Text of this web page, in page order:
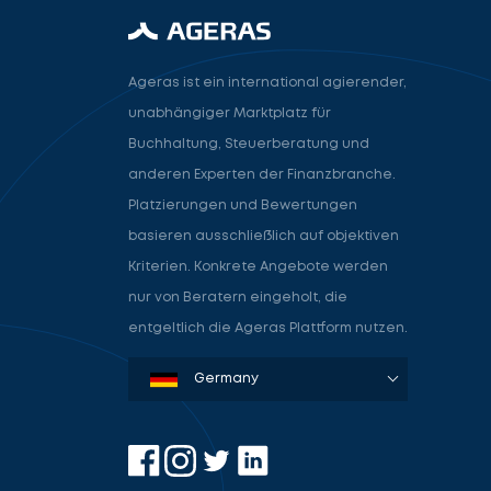
Ageras ist ein international agierender,
unabhängiger Marktplatz für
Buchhaltung, Steuerberatung und
anderen Experten der Finanzbranche.
Platzierungen und Bewertungen
basieren ausschließlich auf objektiven
Kriterien. Konkrete Angebote werden
nur von Beratern eingeholt, die
entgeltlich die Ageras Plattform nutzen.
Denmark
Sweden
Norway
Netherlands
Germany
USA